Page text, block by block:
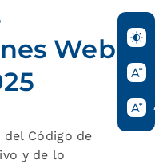
Web
Código de
y de lo